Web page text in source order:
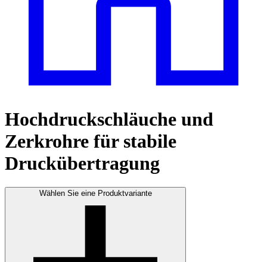
Hochdruckschläuche und
Zerkrohre für stabile
Druckübertragung
Wählen Sie eine Produktvariante